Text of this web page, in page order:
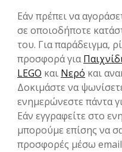
Εάν πρέπει να
σε οποιοδήποτε
του. Για παράδειγμα,
προσφορά για
LEGO και Νερό και
Δοκιμάστε να
ενημερώνεστε πάντα
Εάν εγγραφείτε στο
μπορούμε επίσης να
προσφορές μέσω